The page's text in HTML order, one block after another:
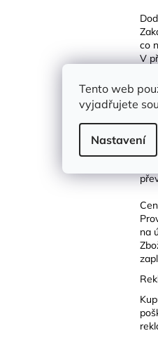
Tento web
vyjadřujete
Nastavení
co
V
U
V
na